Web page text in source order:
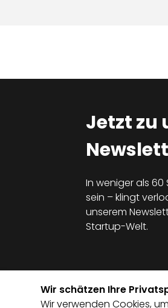
Jetzt zu
In weniger als
sein – klingt
unserem
Startup-Welt.
Wir schätzen Ihre
Wir verwenden Cookies,